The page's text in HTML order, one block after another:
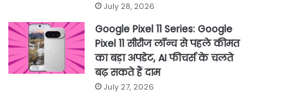
July 28, 2026
Google Pixel 11 Series: Google
Pixel 11 सीरीज लॉन्च से पहले कीमत
का बड़ा अपडेट, AI फीचर्स के चलते
बढ़ सकते हैं दाम
July 27, 2026